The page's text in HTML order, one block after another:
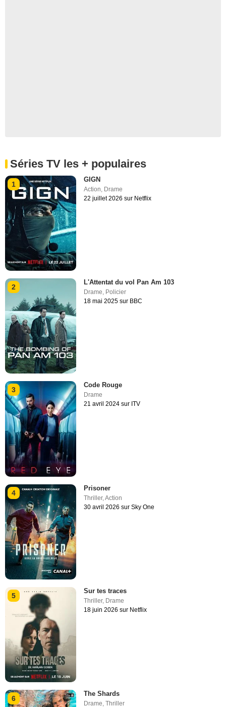
Séries TV les + populaires
1
GIGN
Action Drame
22 juillet 2026 sur Netflix
2
L'Attentat du vol Pan Am 103
Drame, Policier
18 mai 2025 sur BBC
3
Code Rouge
Drame
21 avril 2024 sur ITV
4
Prisoner
Thriller,Action
30 avril 2026 sur Sky One
5
Sur tes traces
Thriller, Drame
18 juin 2026 sur Netflix
6
The Shards
Drame,Thriller